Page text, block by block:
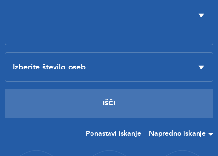
Ponastavi iskanje Napredno iskanje